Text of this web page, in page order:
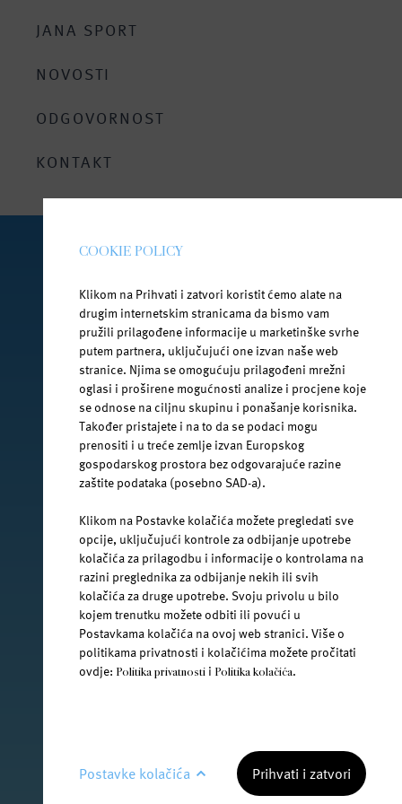
Jedinstveni mineralni sastav
Bez doticaja sa vanjskim svijetom
JANA SPORT
NOVOSTI
ODGOVORNOST
KONTAKT
facebook.com/jana.water/
@janawater
youtube.com/jana-water
Pravila privatnosti
Uvjeti korištenja
COOKIE POLICY
Klikom na Prihvati i zatvori koristit ćemo alate na
drugim internetskim stranicama da bismo vam
pružili prilagođene informacije u marketinške svrhe
putem partnera, uključujući one izvan naše web
stranice. Njima se omogućuju prilagođeni mrežni
oglasi i proširene mogućnosti analize i procjene koje
se odnose na ciljnu skupinu i ponašanje korisnika.
Također pristajete i na to da se podaci mogu
prenositi i u treće zemlje izvan Europskog
gospodarskog prostora bez odgovarajuće razine
zaštite podataka (posebno SAD-a).
Klikom na Postavke kolačića možete pregledati sve
opcije, uključujući kontrole za odbijanje upotrebe
kolačića za prilagodbu i informacije o kontrolama na
razini preglednika za odbijanje nekih ili svih
kolačića za druge upotrebe. Svoju privolu u bilo
kojem trenutku možete odbiti ili povući u
Postavkama kolačića na ovoj web stranici. Više o
politikama privatnosti i kolačićima možete pročitati
ovdje: Politika privatnosti i Politika kolačića.
Postavke kolačića Prihvati i zatvori